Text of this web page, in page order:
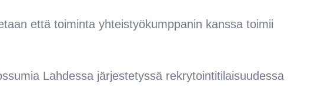
että toiminta yhteistyökumppanin kanssa toimii
Lahdessa järjestetyssä rekrytointitilaisuudessa